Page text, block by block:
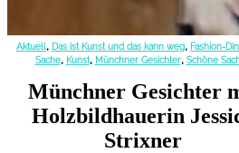
Aktuell , Das ist Kunst und das kann weg, Fashion-
Sache, Kunst, Münchner Gesichter, Schöne
Münchner Gesichter
Holzbildhauerin
Strixner